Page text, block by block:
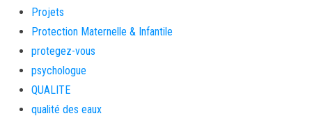
Projets
Protection Maternelle & Infantile
protegez-vous
psychologue
QUALITE
qualité des eaux